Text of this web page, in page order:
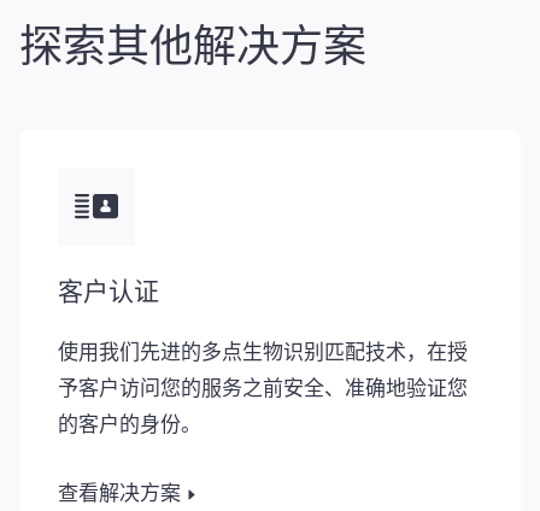
探索其他解决方案
客户认证
使用我们先进的多点生物识别匹配技术，在授
予客户访问您的服务之前安全、准确地验证您
的客户的身份。
查看解决方案